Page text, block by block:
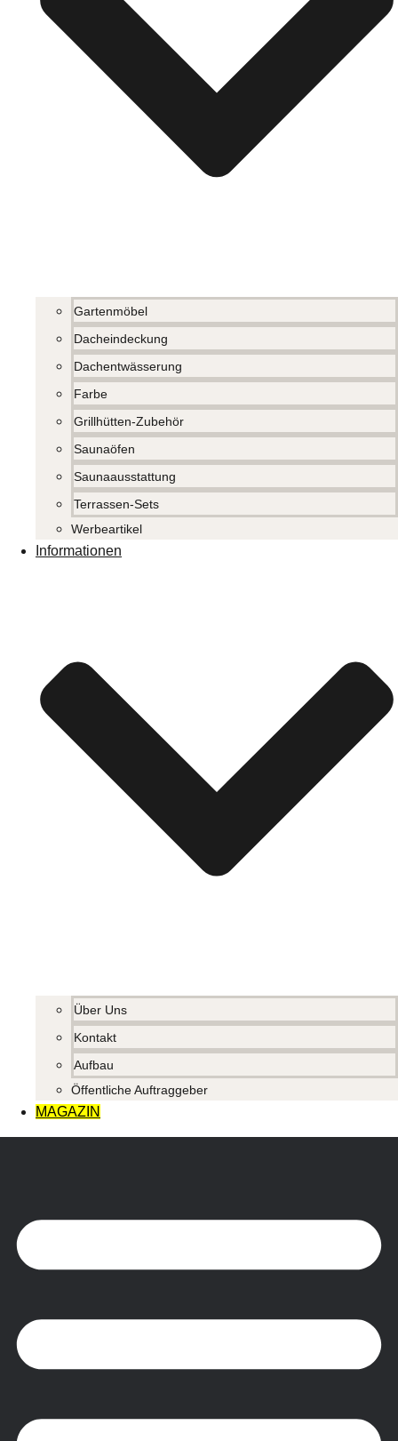
Gartenmöbel
Dacheindeckung
Dachentwässerung
Farbe
Grillhütten-Zubehör
Saunaöfen
Saunaausstattung
Terrassen-Sets
Werbeartikel
Informationen
Über Uns
Kontakt
Aufbau
Öffentliche Auftraggeber
MAGAZIN